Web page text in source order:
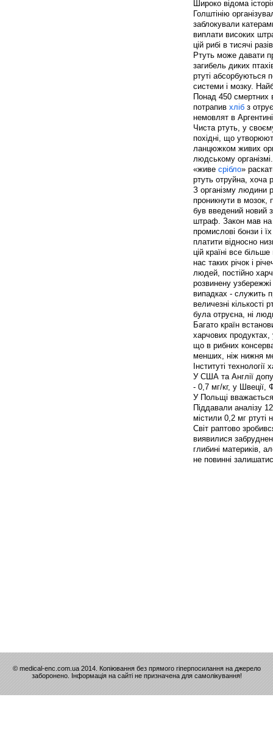
Широко відома
Голштінію
заблокували
виплати високих
цій рибі в тисячі
Ртуть може давати
загибель диких
ртуті абсорбуються
системи і мозку.
Понад 450 смертних
потрапив хліб з
немовлят в
Чиста ртуть, у
похідні, що
ланцюжком живих
людському
«живе срібло»
ртуть отруйна, хоча
З організму людини
проникнути в мозок,
був введений новий
штраф. Закон мав на
промислові бонзи і
платити відносно
цій країні все
нас таких річок і
людей, постійно
розвинену
випадках - служить
величезні кількості
була отруєна, ні
Багато країн
харчових продуктах,
що в рибних
менших, ніж нижня
Інституті
У США та Англії
- 0,7 мг/кг, у Швеції,
У Польщі
Піддавали аналізу
містили 0,2 мг ртуті
Світ раптово
виявилися
глибині материків,
не повинні
© medical-enc.com.ua 2014. Копіювання без прямого гіперпосилання на джерело
заборонено. Інформація на сайті не призначена для самолікування!